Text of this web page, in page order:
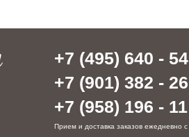
+7 (495) 640 -
+7 (901) 382 -
+7 (958) 196 -
Прием и доставка заказов ежедневно